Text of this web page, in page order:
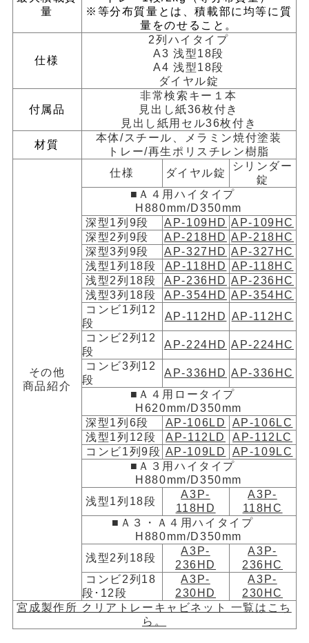
量
※等分布質量とは、積載部に均等に質
量をのせること。
仕様
2列ハイタイプ
A3 浅型18段
A4 浅型18段
ダイヤル錠
付属品
非常検索キー１本
見出し紙36枚付き
見出し紙用セル36枚付き
材質
本体/スチール、メラミン焼付塗装
トレー/再生ポリスチレン樹脂
その他
商品紹介
仕様 ダイヤル錠
シリンダー
錠
■Ａ４用ハイタイプ
H880mm/D350mm
深型1列9段
AP-109HD AP-109HC
深型2列9段
AP-218HD AP-218HC
深型3列9段
AP-327HD AP-327HC
浅型1列18段
AP-118HD AP-118HC
浅型2列18段
AP-236HD AP-236HC
浅型3列18段
AP-354HD AP-354HC
コンビ1列12
段
AP-112HD AP-112HC
コンビ2列12
段
AP-224HD AP-224HC
コンビ3列12
段
AP-336HD AP-336HC
■Ａ４用ロータイプ
H620mm/D350mm
深型1列6段
AP-106LD
AP-106LC
浅型1列12段
AP-112LD
AP-112LC
コンビ1列9段 AP-109LD
AP-109LC
■Ａ３用ハイタイプ
H880mm/D350mm
浅型1列18段
A3P-
118HD
A3P-
118HC
■Ａ３・Ａ４用ハイタイプ
H880mm/D350mm
浅型2列18段
A3P-
236HD
A3P-
236HC
コンビ2列18
段･12段
A3P-
230HD
A3P-
230HC
宮成製作所 クリアトレーキャビネット 一覧はこち
ら。